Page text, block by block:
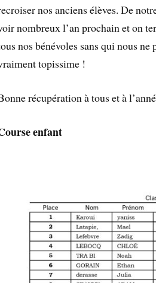
nos anciens élèves. De
nombreux l’an prochain et on
nos bénévoles sans qui nous
topissime !
récupération à tous et à
enfant